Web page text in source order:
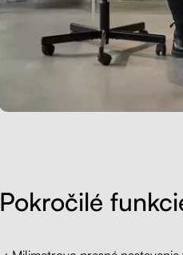
Pokročilé